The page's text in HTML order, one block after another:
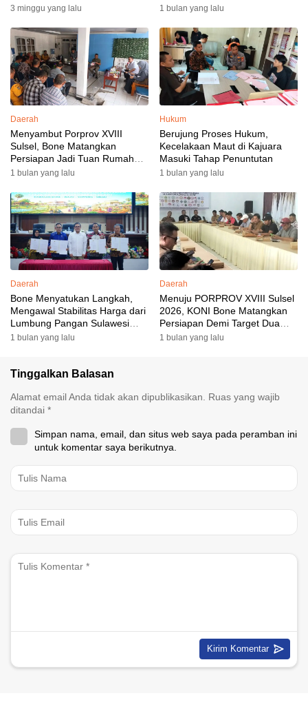
3 minggu yang lalu 1 bulan yang lalu
Daerah
Menyambut Porprov XVIII
Sulsel, Bone Matangkan
Persiapan Jadi Tuan Rumah
yang Berkesan: Wakil Bupati
Targetkan Venue dan
Akomodasi Rampung
1 bulan yang lalu
Hukum
Berujung Proses Hukum,
Kecelakaan Maut di Kajuara
Masuki Tahap Penuntutan
1 bulan yang lalu
Daerah
Bone Menyatukan Langkah,
Mengawal Stabilitas Harga dari
Lumbung Pangan Sulawesi
Selatan
1 bulan yang lalu
Daerah
Menuju PORPROV XVIII Sulsel
2026, KONI Bone Matangkan
Persiapan Demi Target Dua
Besar
1 bulan yang lalu
Tinggalkan Balasan
Alamat email Anda tidak akan dipublikasikan.
Ruas yang wajib
ditandai *
Simpan nama, email, dan situs web saya pada peramban ini
untuk komentar saya berikutnya.